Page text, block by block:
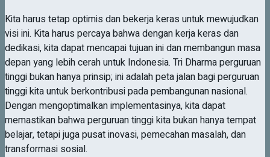
Kita harus tetap optimis dan bekerja keras untuk mewujudkan
visi ini. Kita harus percaya bahwa dengan kerja keras dan
dedikasi, kita dapat mencapai tujuan ini dan membangun masa
depan yang lebih cerah untuk Indonesia. Tri Dharma perguruan
tinggi bukan hanya prinsip; ini adalah peta jalan bagi perguruan
tinggi kita untuk berkontribusi pada pembangunan nasional.
Dengan mengoptimalkan implementasinya, kita dapat
memastikan bahwa perguruan tinggi kita bukan hanya tempat
belajar, tetapi juga pusat inovasi, pemecahan masalah, dan
transformasi sosial.